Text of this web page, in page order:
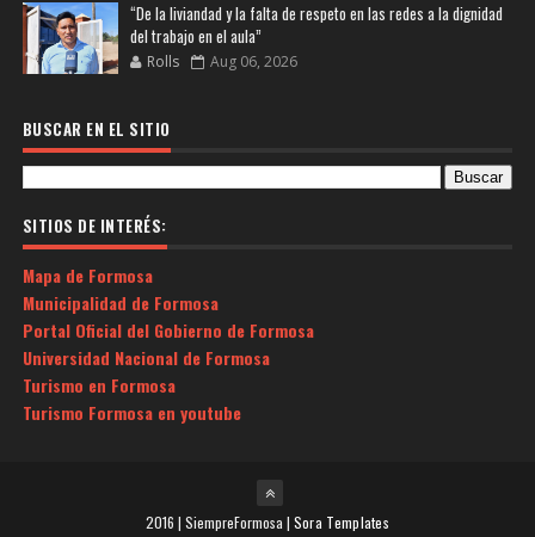
“De la liviandad y la falta de respeto en las redes a la dignidad
del trabajo en el aula”
Rolls Aug 06, 2026
BUSCAR EN EL SITIO
SITIOS DE INTERÉS:
Mapa de Formosa
Municipalidad de Formosa
Portal Oficial del Gobierno de Formosa
Universidad Nacional de Formosa
Turismo en Formosa
Turismo Formosa en youtube
2016 | SiempreFormosa | Sora Templates